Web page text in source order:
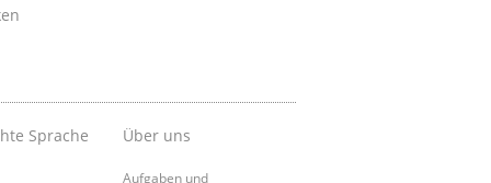
Sprache Über uns
Aufgaben und